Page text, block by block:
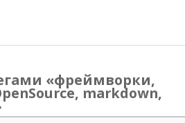
«фреймворки,
markdown,